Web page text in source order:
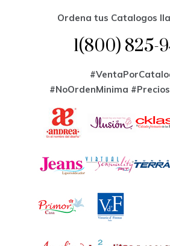
Ordena tus Catalogos
1(800) 825-
#NoOrdenMinima